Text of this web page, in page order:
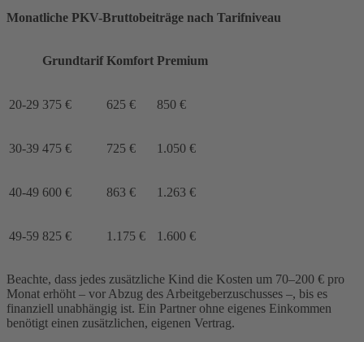
Monatliche PKV-Bruttobeiträge nach Tarifniveau
Grundtarif Komfort Premium
20-29 375 € 625 € 850 €
30-39 475 € 725 € 1.050 €
40-49 600 € 863 € 1.263 €
49-59 825 € 1.175 € 1.600 €
Beachte, dass jedes zusätzliche Kind die Kosten um 70–200 € pro
Monat erhöht – vor Abzug des Arbeitgeberzuschusses –, bis es
finanziell unabhängig ist. Ein Partner ohne eigenes Einkommen
benötigt einen zusätzlichen, eigenen Vertrag.